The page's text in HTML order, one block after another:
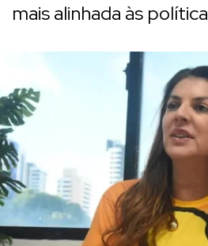
mais alinhada às